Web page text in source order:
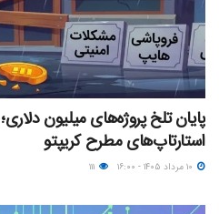
استارتاپ‌های مطرح کریپتو